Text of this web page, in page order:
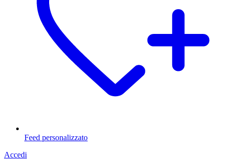
Feed personalizzato
Accedi